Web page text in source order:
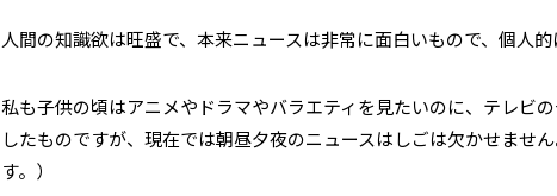
人間の知識欲は旺盛で、本来ニュースは非常に面白いもので、個人
私も子供の頃はアニメやドラマやバラエティを見たいのに、テレビ
したものですが、現在では朝昼夕夜のニュースはしごは欠かせませ
す。）